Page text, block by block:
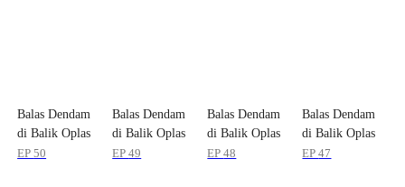
Balas Dendam
di Balik Oplas
EP50
Balas Dendam
di Balik Oplas
EP49
Balas Dendam
di Balik Oplas
EP48
Balas Dendam
di Balik Oplas
EP47